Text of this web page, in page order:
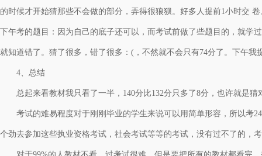
的时候才开始猜那些不会做的部分，弄得很狼狈。好多人提前1小时交 卷
下午考的题目：因为自己的底子还可以，而考试前做了些题目的，就学
就知道错了。猜了很多，错了很多：(，不然就不会只有74分了。下午我
4、总结
总起来看教材我只看了一半， 140分比132分只多了8分，也许就是
考试的难易程度对于刚刚毕业的学生来说可以用简单形容，所以考
个劲去参加这些执业资格考试，社会考试等等的考试，没有过不了的，